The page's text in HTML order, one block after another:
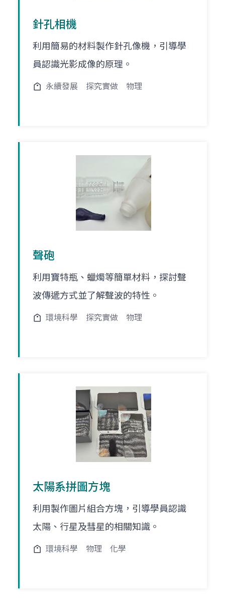
針孔相機
利用簡易的材料製作針孔像機，引導學
員認識光影成像的原理。
永續發展 探究實做 物理
聲砲
利用寶特瓶、蠟燭等簡單材料，探討聲
波傳遞方式並了解聲波的特性。
環境科學 探究實做 物理
太陽系拼圖方塊
利用製作圖片組合方塊，引導學員認識
太陽、行星及彗星的相關知識。
環境科學 物理 化學